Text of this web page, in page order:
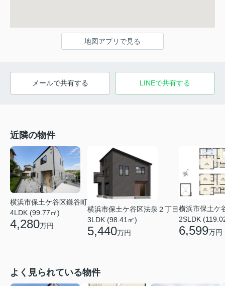
地図アプリで見る
メールで共有する LINEで共有する
近隣の物件
横浜市保土ケ谷区鎌谷町
4LDK (99.77㎡)
4,280万円
横浜市保土ケ谷区法泉２丁目
3LDK (98.41㎡)
5,440万円
横浜市保土ケ
2SLDK
6,599万円
よく見られている物件